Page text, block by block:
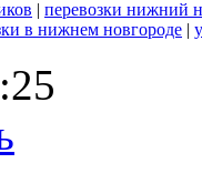
| перевозки нижний
в нижнем новгороде |